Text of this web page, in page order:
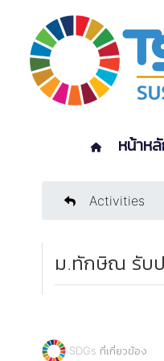
หน้าห
Activities
ม.ทักษิณ รับป
SDGs ที่เกี่ยวข้อง